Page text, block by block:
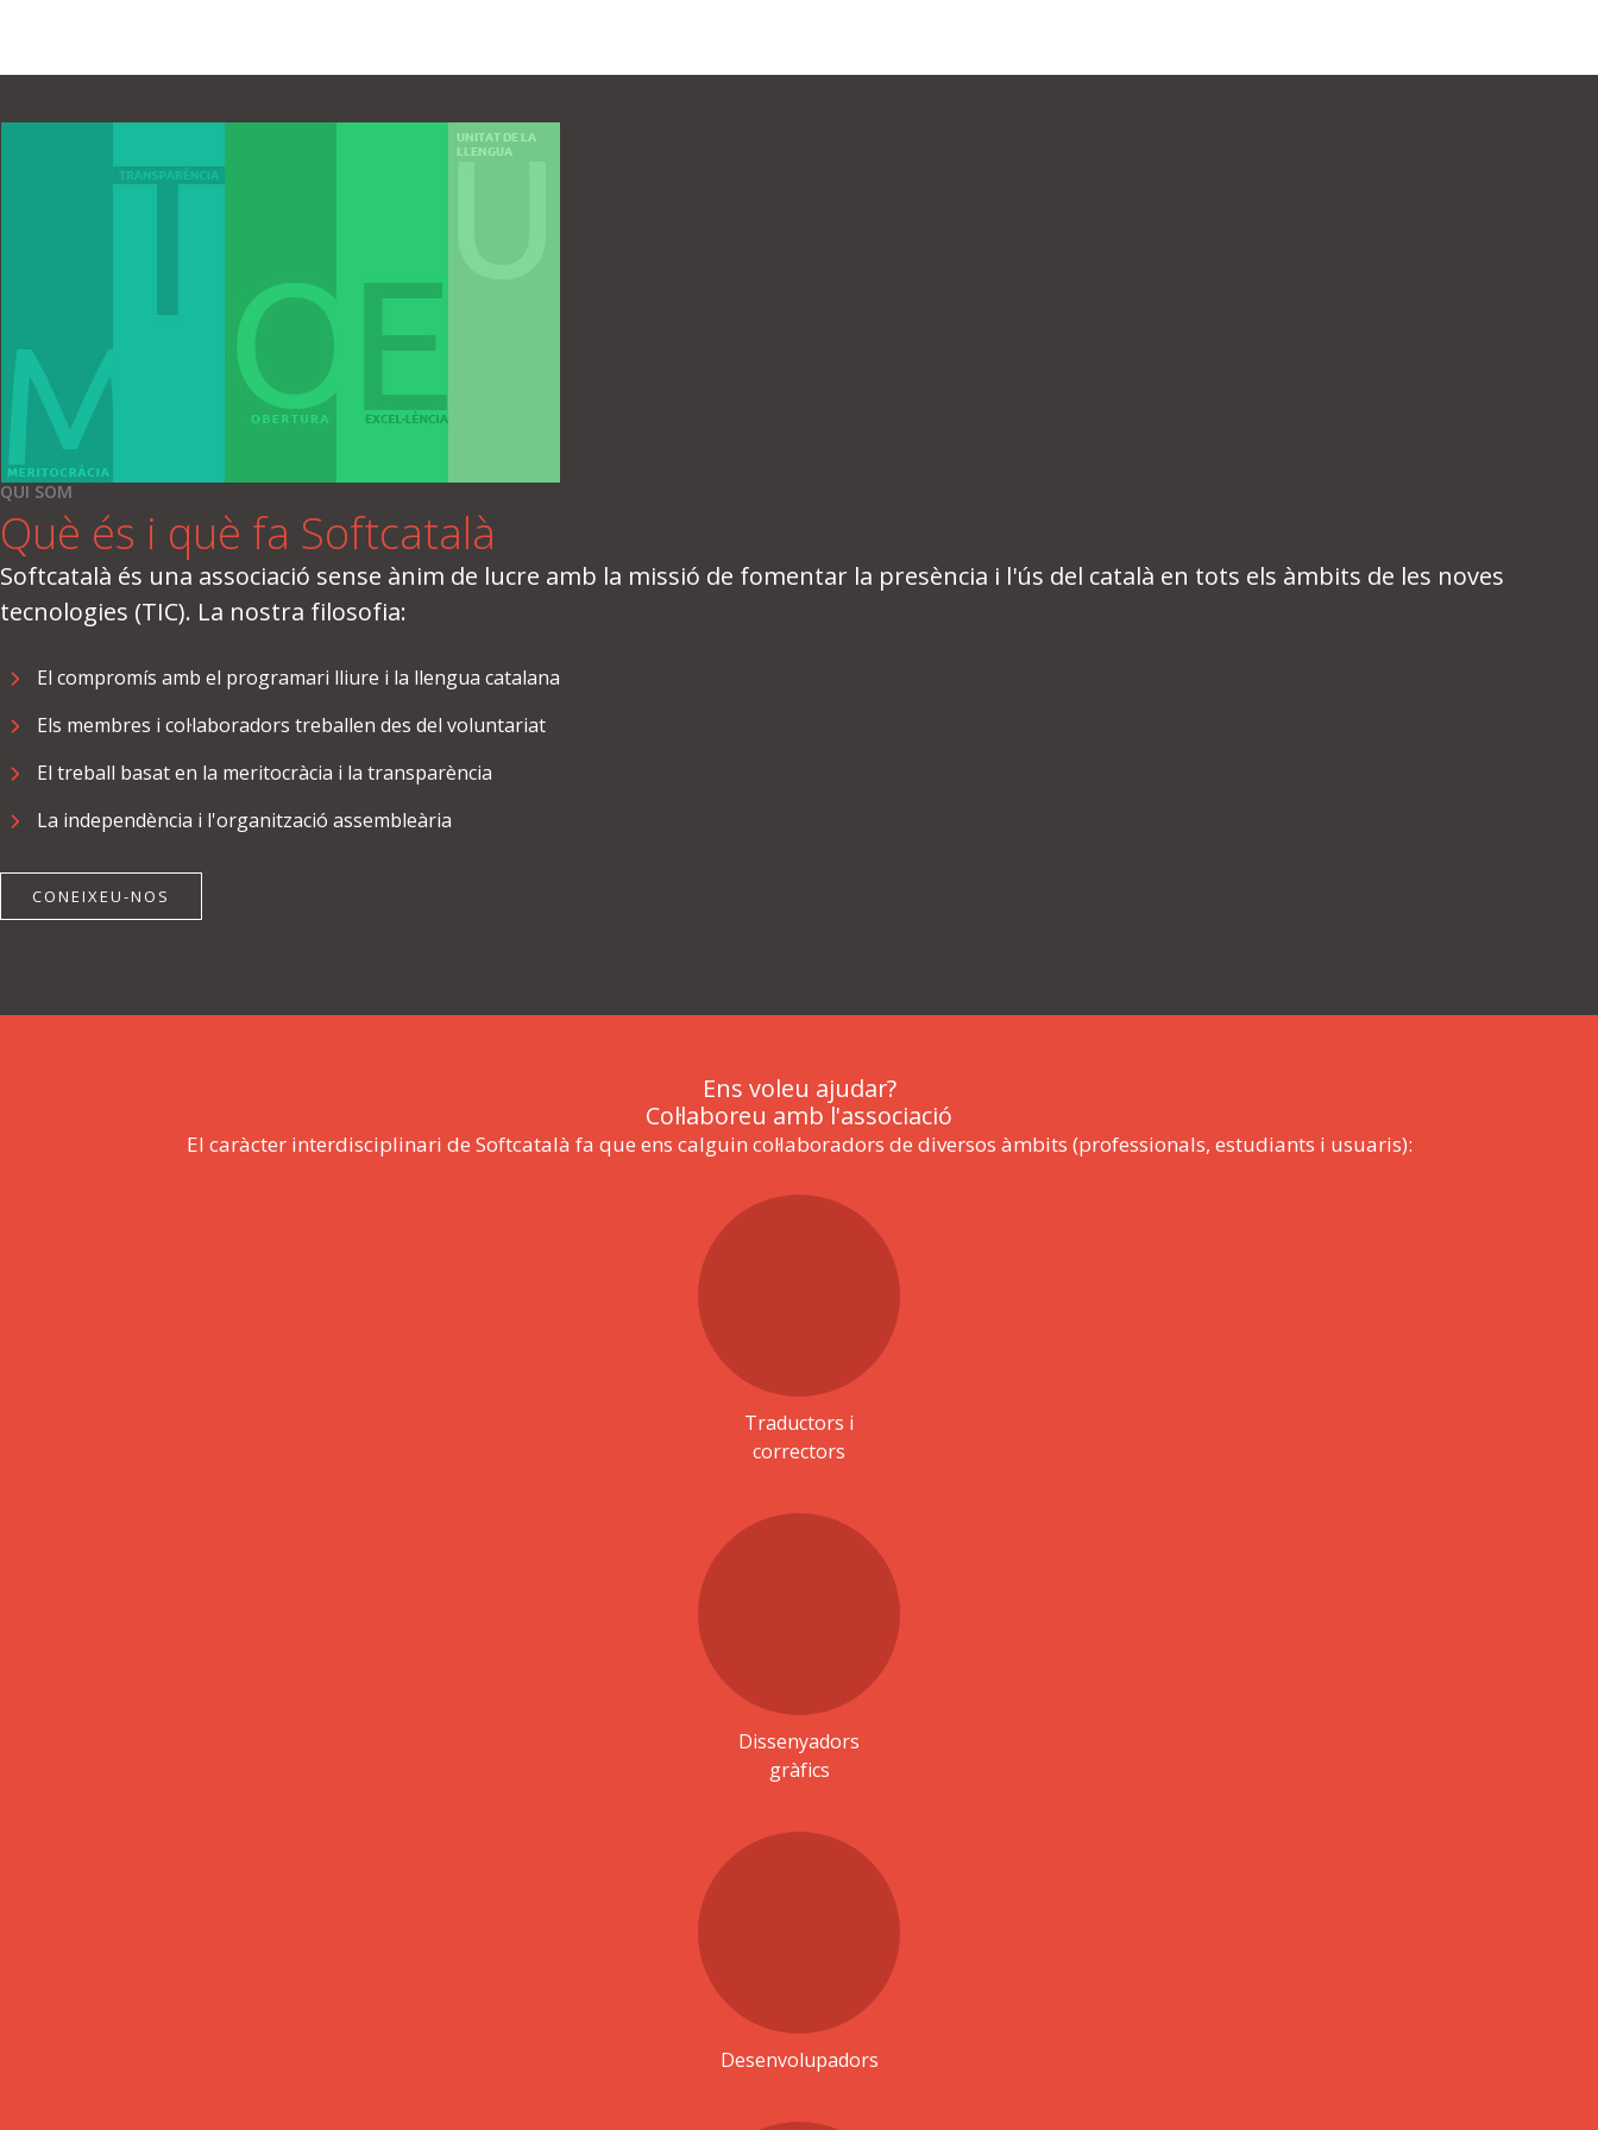
QUI SOM
Què és i què fa Softcatalà
Softcatalà és una associació sense ànim de lucre amb la missió de fomentar la presència i l'ús del català en tots els àmbits de les noves
tecnologies (TIC). La nostra filosofia:
El compromís amb el programari lliure i la llengua catalana
Els membres i col·laboradors treballen des del voluntariat
El treball basat en la meritocràcia i la transparència
La independència i l'organització assembleària
CONEIXEU-NOS
Ens voleu ajudar?
Col·laboreu amb l'associació
El caràcter interdisciplinari de Softcatalà fa que ens calguin col·laboradors de diversos àmbits (professionals, estudiants i usuaris):
Traductors i
correctors
Dissenyadors
gràfics
Desenvolupadors